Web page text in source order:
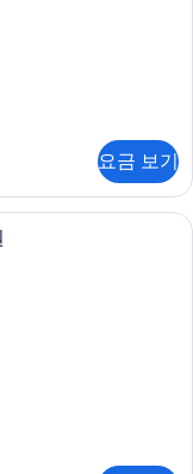
요금 보기
레떼 시트, 고급 침구, 필로